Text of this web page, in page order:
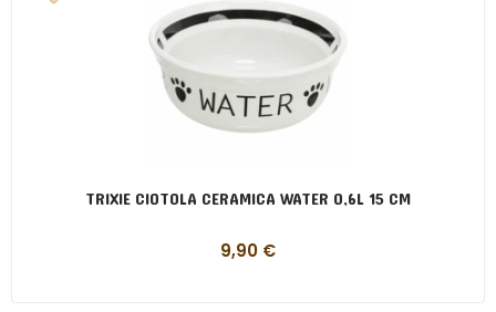
TRIXIE CIOTOLA CERAMICA WATER 0,6L 15 CM
9,90 €